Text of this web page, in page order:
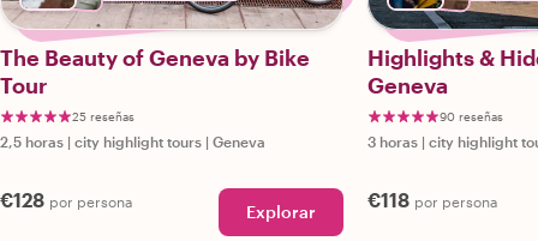
The Beauty of Geneva by Bike
Tour
25 reseñas
2,5 horas | city highlight tours | Geneva
€128 por persona Explorar
Highlights &
Geneva
90 reseñas
3 horas | city highlight
€118 por persona